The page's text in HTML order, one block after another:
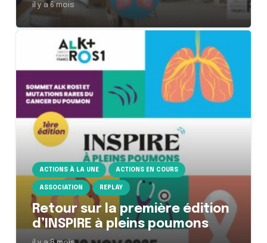
il y a 6 mois
ACTIONS À LA UNE ACTIONS EN COURS
ASSOCIATION REPLAY
Retour sur la première édition
d’INSPIRE à pleins poumons